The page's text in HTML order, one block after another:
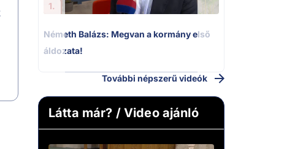
1.
Németh Balázs: Megvan a kormány első
áldozata!
További népszerű videók
Látta már? / Video ajánló